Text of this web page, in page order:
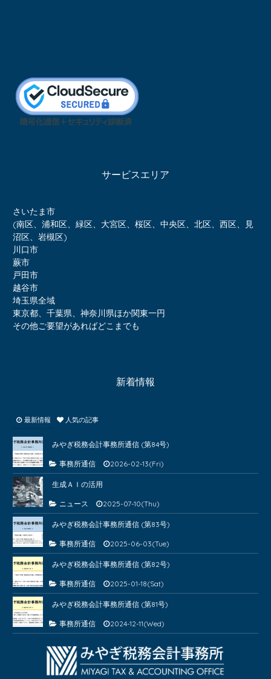
サービスエリア
さいたま市
(南区、浦和区、緑区、大宮区、桜区、中央区、北区、西区、見
沼区、岩槻区)
川口市
蕨市
戸田市
越谷市
埼玉県全域
東京都、千葉県、神奈川県ほか関東一円
その他ご要望があればどこまでも
新着情報
最新情報 人気の記事
みやぎ税務会計事務所通信 (第84号)
事務所通信 2026-02-13(Fri)
生成ＡＩの活用
ニュース 2025-07-10(Thu)
みやぎ税務会計事務所通信 (第83号)
事務所通信 2025-06-03(Tue)
みやぎ税務会計事務所通信 (第82号)
事務所通信 2025-01-18(Sat)
みやぎ税務会計事務所通信 (第81号)
事務所通信 2024-12-11(Wed)